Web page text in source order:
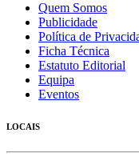
Quem Somos
Publicidade
Política de
Ficha Técnica
Estatuto Editorial
Equipa
Eventos
LOCAIS